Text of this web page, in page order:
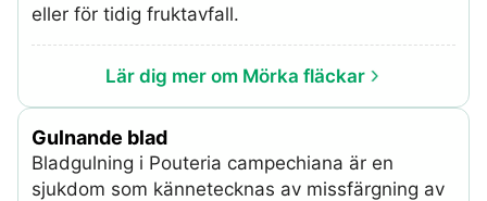
eller för tidig fruktavfall.
Lär dig mer om Mörka fläckar
Gulnande blad
Bladgulning i Pouteria campechiana är en
sjukdom som kännetecknas av missfärgning av